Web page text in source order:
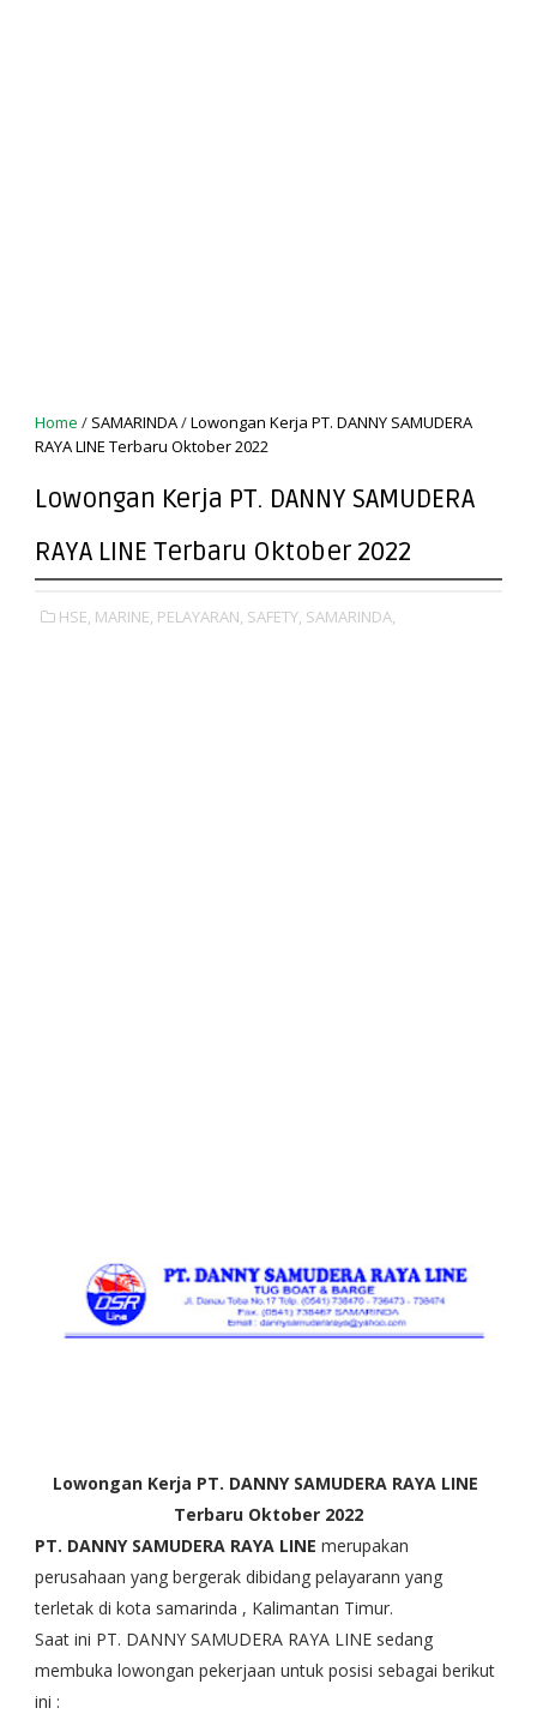
Home / SAMARINDA/Lowongan Kerja PT. DANNY SAMUDERA
RAYA LINE Terbaru Oktober 2022
Lowongan Kerja PT. DANNY SAMUDERA
RAYA LINE Terbaru Oktober 2022
HSE, MARINE, PELAYARAN, SAFETY, SAMARINDA,
Lowongan Kerja PT. DANNY SAMUDERA RAYA LINE
Terbaru Oktober 2022
PT. DANNY SAMUDERA RAYA LINE merupakan
perusahaan yang bergerak dibidang pelayarann yang
terletak di kota samarinda , Kalimantan Timur.
Saat ini PT. DANNY SAMUDERA RAYA LINE sedang
membuka lowongan pekerjaan untuk posisi sebagai berikut
ini :